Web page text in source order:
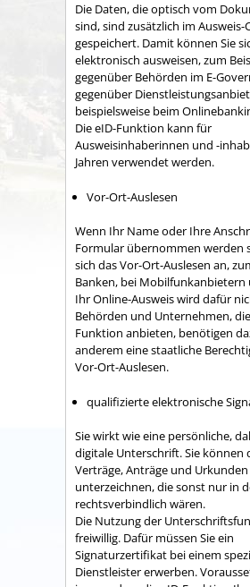
Die Daten, die optisch vom
sind, sind zusätzlich im Ausweis-
gespeichert. Damit können Sie
elektronisch ausweisen, zum
gegenüber Behörden im E-
gegenüber
beispielsweise beim
Die eID-Funktion kann für
Ausweisinhaberinnen und -
Jahren verwendet werden.
Vor-Ort-Auslesen
Wenn Ihr Name oder Ihre
Formular übernommen werden
sich das Vor-Ort-Auslesen an,
Banken, bei Mobilfunkanbietern
Ihr Online-Ausweis wird dafür
Behörden und Unternehmen,
Funktion anbieten, benötigen
anderem eine staatliche
Vor-Ort-Auslesen.
qualifizierte elektronische
Sie wirkt wie eine persönliche,
digitale Unterschrift. Sie können
Verträge, Anträge und
unterzeichnen, die sonst nur in
rechtsverbindlich wären.
Die Nutzung der
freiwillig. Dafür müssen Sie ein
Signaturzertifikat bei einem
Dienstleister erwerben.